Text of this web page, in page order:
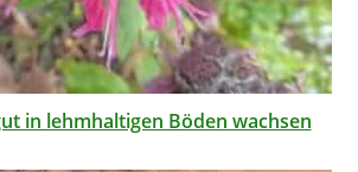
in lehmhaltigen Böden wachsen